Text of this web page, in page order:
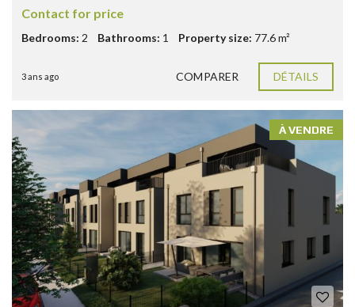
Contact for price
Bedrooms: 2 Bathrooms: 1 Property size: 77.6 m²
3 ans ago COMPARER DÉTAILS
À VENDRE